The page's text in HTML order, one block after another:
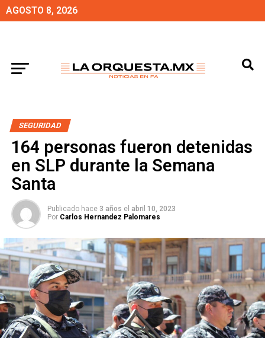
AGOSTO 8, 2026
SEGURIDAD
164 personas fueron detenidas
en SLP durante la Semana
Santa
Publicado hace 3 años el abril 10, 2023
Por Carlos Hernandez Palomares